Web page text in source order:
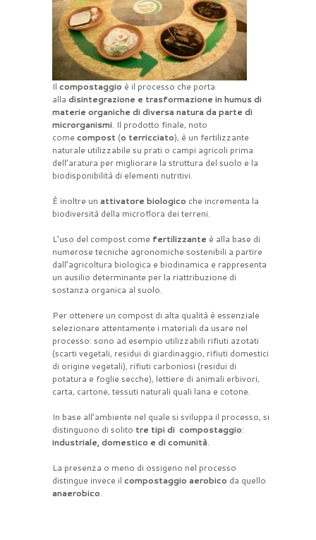
Il compostaggio è il processo che porta
alla disintegrazione e trasformazione in humus di
materie organiche di diversa natura da parte di
microrganismi. Il prodotto finale, noto
come compost (o terricciato), è un fertilizzante
naturale utilizzabile su prati o campi agricoli prima
dell’aratura per migliorare la struttura del suolo e la
biodisponibilità di elementi nutritivi.
È inoltre un attivatore biologico che incrementa la
biodiversità della microflora dei terreni.
L’uso del compost come fertilizzante è alla base di
numerose tecniche agronomiche sostenibili a partire
dall’agricoltura biologica e biodinamica e rappresenta
un ausilio determinante per la riattribuzione di
sostanza organica al suolo.
Per ottenere un compost di alta qualità è essenziale
selezionare attentamente i materiali da usare nel
processo: sono ad esempio utilizzabili rifiuti azotati
(scarti vegetali, residui di giardinaggio, rifiuti domestici
di origine vegetali), rifiuti carboniosi (residui di
potatura e foglie secche), lettiere di animali erbivori,
carta, cartone, tessuti naturali quali lana e cotone.
In base all’ambiente nel quale si sviluppa il processo, si
distinguono di solito tre tipi di compostaggio:
industriale, domestico e di comunità.
La presenza o meno di ossigeno nel processo
distingue invece il compostaggio aerobico da quello
anaerobico.